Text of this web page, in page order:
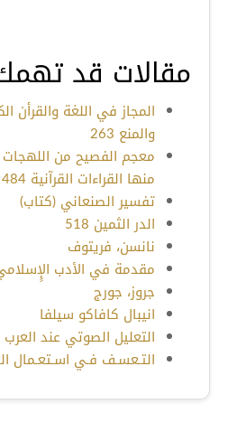
مقالات قد
المجاز في اللغة والقرأن
والمنع 263
معجم الفصيح من اللهجات
منها القراءات القرآنية 484
تفسير الصنعاني (كتاب)
الدر الثمين 518
نانسن، فريتوف
مقدمة في الأدب الإٍسلامي
جروز، جورج
انيبال كافاكو سيلفا
التعليل الصوتي عند العرب 299
التـعسـف فـي اسـتعـمال